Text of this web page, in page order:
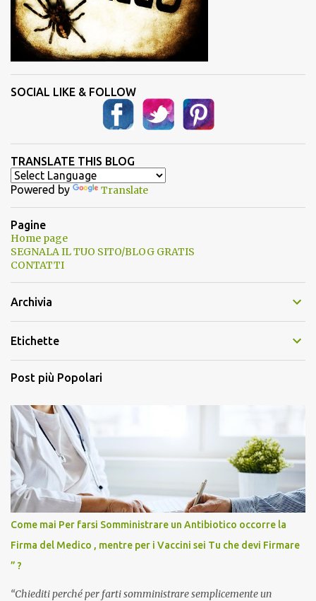
SOCIAL LIKE & FOLLOW
TRANSLATE THIS BLOG
Powered by Translate
Pagine
Home page
SEGNALA IL TUO SITO/BLOG GRATIS
CONTATTI
Archivia
Etichette
Post più Popolari
Come mai Per farsi Somministrare un Antibiotico occorre la
Firma del Medico , mentre per i Vaccini sei Tu che devi Firmare
” ?
“Chiediti perché per farti somministrare semplicemente un